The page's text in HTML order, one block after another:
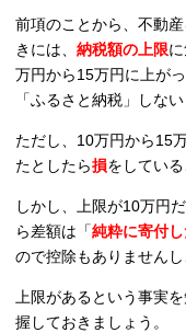
前項のことから、不動
きには、 納税額の上限
万円から15万円に上が
「ふるさと納税」しない
ただし、10万円から15
たとしたら損をしている
しかし、上限が10万円
ら差額は「純粋に寄付し
ので控除もありません
上限があるという事実
握しておきましょう。